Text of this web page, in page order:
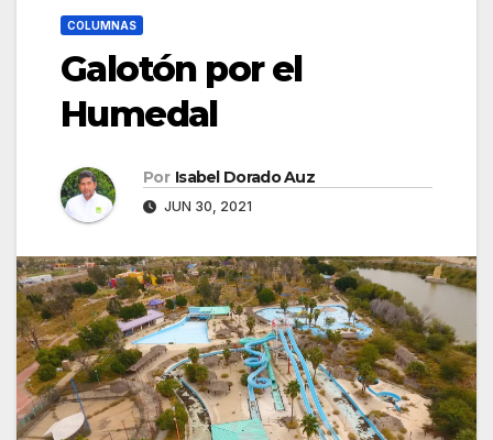
COLUMNAS
Galotón por el
Humedal
Por Isabel Dorado Auz
JUN 30, 2021